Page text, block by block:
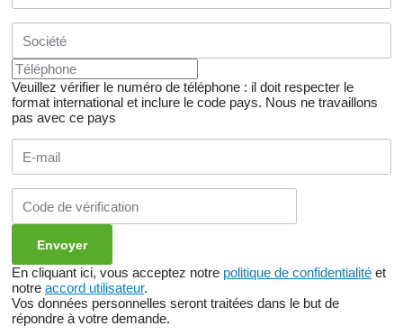
Veuillez vérifier le numéro de téléphone : il doit respecter le
format international et inclure le code pays. Nous ne travaillons
pas avec ce pays
En cliquant ici, vous acceptez notre politique de confidentialité et
notre accord utilisateur.
Vos données personnelles seront traitées dans le but de
répondre à votre demande.